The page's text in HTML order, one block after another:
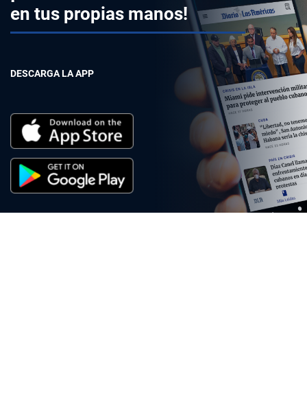
en tus propias manos!
DESCARGA LA APP